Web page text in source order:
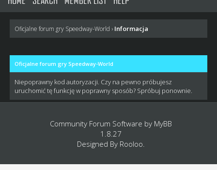
Oficjalne forum gry Speedway-World › Informacja
Oficjalne forum gry Speedway-World
Niepoprawny kod autoryzacji. Czy na pewno próbujesz
uruchomić tę funkcję w poprawny sposób? Spróbuj ponownie.
Community Forum Software by MyBB
1.8.27
Designed By Rooloo.